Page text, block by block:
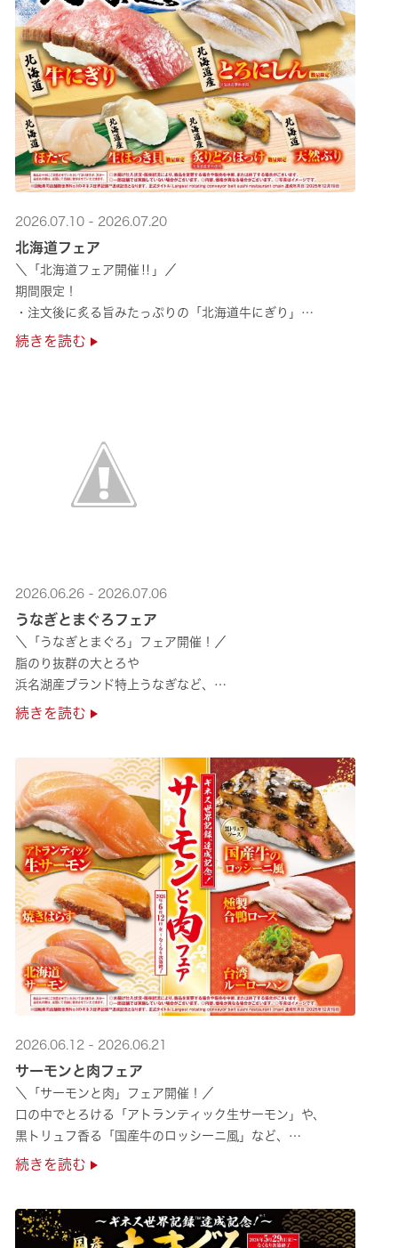
2026.07.10 - 2026.07.20
北海道フェア
＼「北海道フェア開催‼」／
期間限定！
・注文後に炙る旨みたっぷりの「北海道牛にぎり」
・濃厚な甘みの「北海道ほたて」
続きを読む
2026.06.26 - 2026.07.06
うなぎとまぐろフェア
＼「うなぎとまぐろ」フェア開催！／
脂のり抜群の大とろや
浜名湖産ブランド特上うなぎなど、
夏のスタミナ補給にぴったりのメニューが勢揃い✨
続きを読む
2026.06.12 - 2026.06.21
サーモンと肉フェア
＼「サーモンと肉」フェア開催！／
口の中でとろける「アトランティック生サーモン」や、
黒トリュフ香る「国産牛のロッシーニ風」など、
圧倒的な贅沢感をぜひ店舗でご堪能ください🍣
続きを読む